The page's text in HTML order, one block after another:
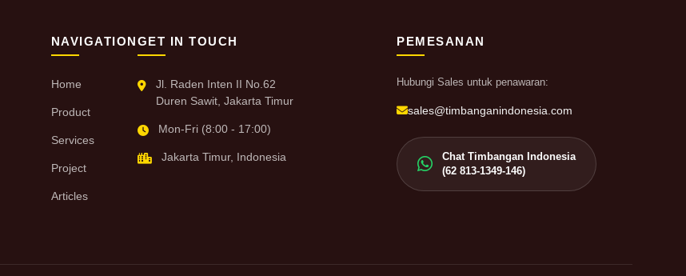
NAVIGATION
Home
Product
Services
Project
Articles
GET IN TOUCH
Jl. Raden Inten II No.62
Duren Sawit, Jakarta Timur
Mon-Fri (8:00 - 17:00)
Jakarta Timur, Indonesia
PEMESANAN
Hubungi Sales untuk penawaran:
sales@timbanganindonesia.com
Chat Timbangan Indonesia
(62 813-1349-146)